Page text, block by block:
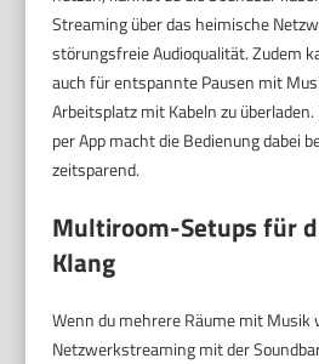
Streaming über das heimische
störungsfreie Audioqualität. Zudem
auch für entspannte Pausen mit
Arbeitsplatz mit Kabeln zu
per App macht die Bedienung dabei
zeitsparend.
Multiroom-Setups für
Klang
Wenn du mehrere Räume mit
Netzwerkstreaming mit der